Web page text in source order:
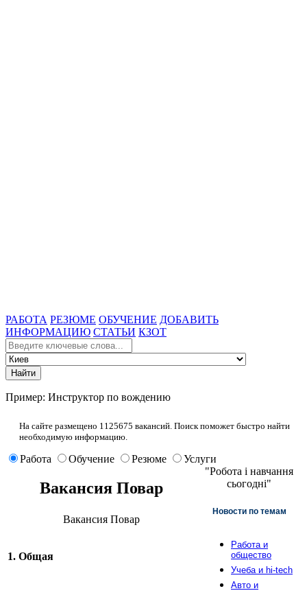
РАБОТА РЕЗЮМЕ ОБУЧЕНИЕ ДОБАВИТЬ
ИНФОРМАЦИЮ СТАТЬИ КЗОТ
Пример: Инструктор по вождению
На сайте размещено 1125675 вакансий. Поиск поможет быстро найти
необходимую информацию.
Работа Обучение Резюме Услуги
Вакансия Повар
Вакансия Повар
1. Общая
"Робота і навчання
сьогодні"
Новости по темам
Работа и
общество
Учеба и hi-tech
Авто и